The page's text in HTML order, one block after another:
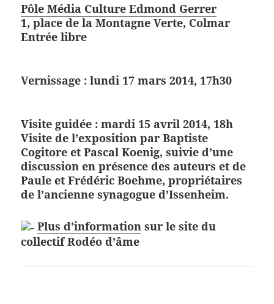
Pôle Média Culture Edmond Gerrer
1, place de la Montagne Verte, Colmar
Entrée libre
Vernissage : lundi 17 mars 2014, 17h30
Visite guidée : mardi 15 avril 2014, 18h
Visite de l’exposition par Baptiste
Cogitore et Pascal Koenig, suivie d’une
discussion en présence des auteurs et de
Paule et Frédéric Boehme, propriétaires
de l’ancienne synagogue d’Issenheim.
Plus d’information sur le site du
collectif Rodéo d’âme